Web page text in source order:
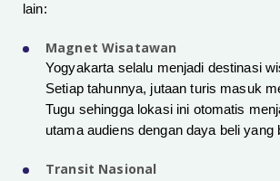
lain:
Magnet Wisatawan
Yogyakarta selalu menjadi destinasi
Setiap tahunnya, jutaan turis masuk
Tugu sehingga lokasi ini otomatis
utama audiens dengan daya beli yang
Transit Nasional